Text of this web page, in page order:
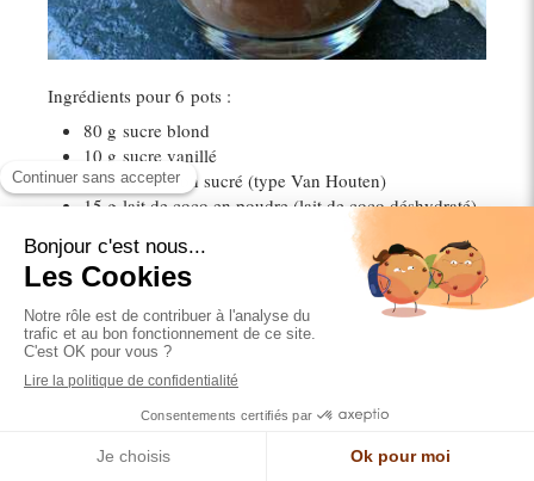
Ingrédients pour 6 pots :
80 g sucre blond
10 g sucre vanillé
20 g cacao non sucré (type Van Houten)
15 glait de coco en poudre (lait de coco déshydraté)
25 cllait de coco en brique de 1 litre
25 cllait de soja
30 g crème de coco
4carrés de chocolat noir pâtissier concassés
Méthode :
Dans une casserole, mélanger les ingrédients secs :
le cacao en poudre non sucré. Mélanger bien au